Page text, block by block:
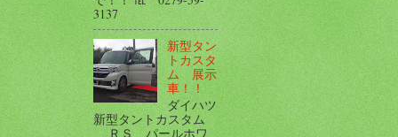
3137
新型タン
トカスタ
ム 展示
車！！
ダイハツ
新型タントカスタム
ＲＳ パールホワ